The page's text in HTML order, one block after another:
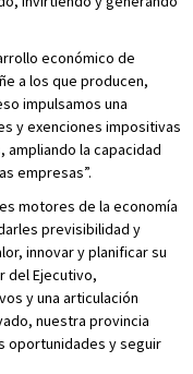
económico de
a los que producen,
impulsamos una
y exenciones impositivas
ampliando la capacidad
empresas”.
motores de la economía
previsibilidad y
innovar y planificar su
del Ejecutivo,
y una articulación
nuestra provincia
oportunidades y seguir